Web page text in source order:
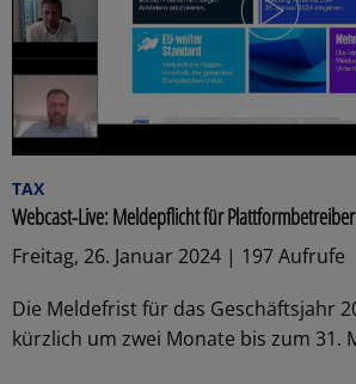
TAX
Webcast-Live: Meldepflicht für Plattformbetreiber
Freitag, 26. Januar 2024 | 197 Aufrufe
Die Meldefrist für das Geschäftsjahr
kürzlich um zwei Monate bis zum 31.